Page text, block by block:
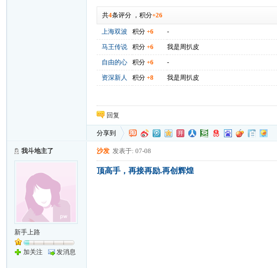
共4条评分 ，积分+26
上海双波 积分+6 -
马王传说 积分+6 我是周扒皮
自由的心 积分+6 -
资深新人 积分+8 我是周扒皮
回复
分享到
我斗地主了
新手上路
加关注 发消息
沙发 发表于: 07-08
顶高手，再接再励.再创辉煌